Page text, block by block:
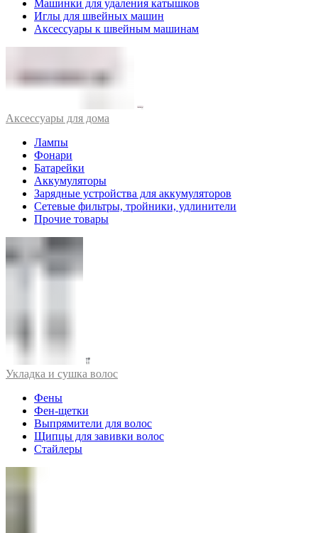
Машинки для удаления катышков
Иглы для швейных машин
Аксессуары к швейным машинам
Аксессуары для дома
Лампы
Фонари
Батарейки
Аккумуляторы
Зарядные устройства для аккумуляторов
Сетевые фильтры, тройники, удлинители
Прочие товары
Укладка и сушка волос
Фены
Фен-щетки
Выпрямители для волос
Щипцы для завивки волос
Стайлеры